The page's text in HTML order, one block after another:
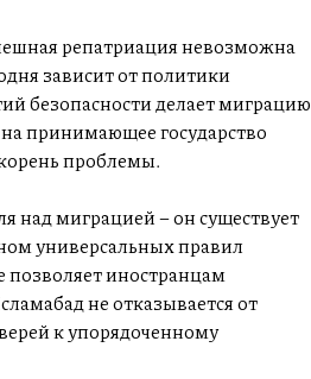
репатриация невозможна
зависит от политики
безопасности делает миграцию
принимающее государство
проблемы.
над миграцией – он существует
универсальных правил
позволяет иностранцам
не отказывается от
к упорядоченному